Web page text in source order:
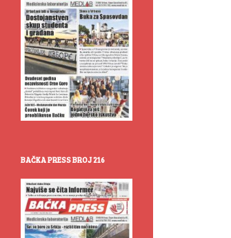
BAČKA PRESS BROJ 216